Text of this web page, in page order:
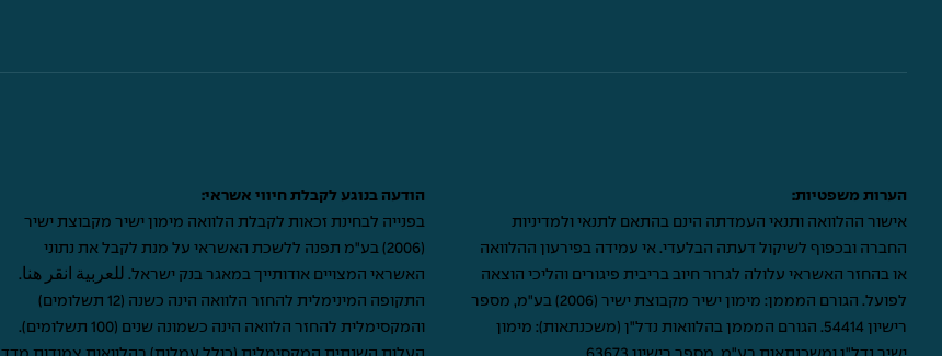
הערות משפטיות:
אישור ההלוואה ותנאי העמדתה הינם בהתאם לתנאי ולמדיניות
החברה ובכפוף לשיקול דעתה הבלעדי. אי עמידה בפירעון ההלוואה
או בהחזר האשראי עלולה לגרור חיוב בריבית פיגורים והליכי הוצאה
לפועל. הגורם המממן: מימון ישיר מקבוצת ישיר (2006) בע"מ, מספר
רישיון 54414. הגורם המממן בהלוואות נדל"ן (משכנתאות): מימון
הודעה בנוגע לקבלת חיווי אשראי:
בפנייה לבחינת זכאות לקבלת הלוואה מימון ישיר מקבוצת ישיר
(2006) בע"מ תפנה ללשכת האשראי על מנת לקבל את נתוני
האשראי המצויים אודותייך במאגר בנק ישראל. للعربية انقر هنا .
התקופה המינימלית להחזר הלוואה הינה כשנה (12 תשלומים)
והמקסימלית להחזר הלוואה הינה כשמונה שנים (100 תשלומים).